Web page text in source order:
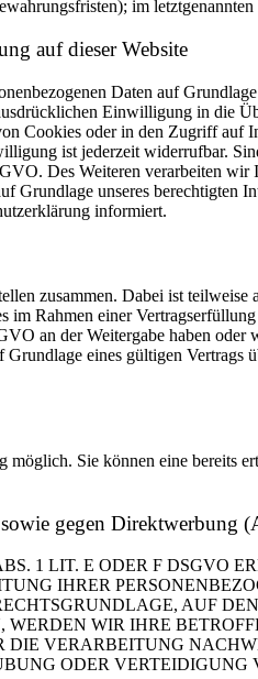
im
auf dieser Website
Daten auf
Einwilligung in die
Cookies oder in den Zugriff
ist jederzeit widerrufbar.
Des Weiteren verarbeiten
unseres
informiert.
zusammen. Dabei ist
im Rahmen einer
an der Weitergabe haben
eines gültigen
Sie können eine
gegen Direktwerbung
1 LIT. E ODER F DSGVO
IHRER
AUF
WIR IHRE
VERARBEITUNG
ODER VERTEIDIGUNG